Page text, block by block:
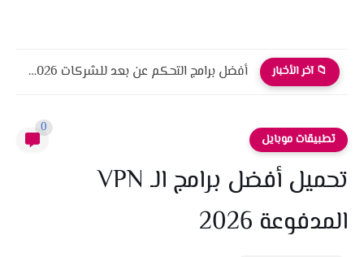
📁 آخر الأخبار أفضل برامج التحكم عن بعد للشركات 2026 أمان، أداء، واحترافية
تطبيقات موبايل
0
تحميل أفضل برامج الـ VPN
المدفوعة 2026